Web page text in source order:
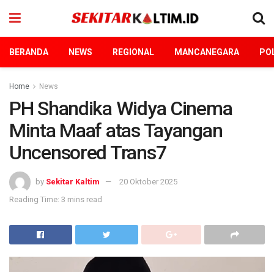
BERANDA NEWS REGIONAL MANCANEGARA
Home News
PH Shandika Widya Cinema
Minta Maaf atas Tayangan
Uncensored Trans7
by Sekitar Kaltim
20 Oktober 2025
Reading Time: 3 mins read